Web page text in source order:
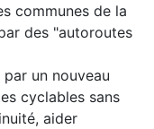
communes de la
des "autoroutes
un nouveau
cyclables sans
aider